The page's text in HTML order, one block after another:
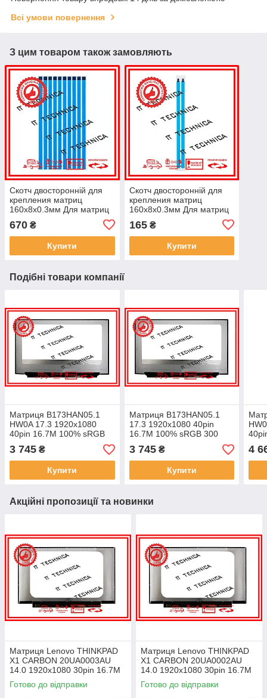
Всі умови повернення
З цим товаром також замовляють
Скотч двосторонній для
крепления матриц
160x8x0.3мм Для матриц
670 ₴
Купити
Скотч двосторонній для
крепления матриц
160x8x0.3мм Для матриц
165₴
Купити
Подібні товари компанії
Матриця B173HAN05.1
HW0A 17.3 1920x1080
40pin 16.7M 100% sRGB
300 cd/m² для ноутбука
3 745 ₴
Купити
Матриця B173HAN05.1
17.3 1920x1080 40pin
16.7M 100% sRGB 300
cd/m² для ноутбука
3 745₴
Купити
300
4
Акційні пропозиції та новинки
Матриця Lenovo THINKPAD
X1 CARBON 20UA0003AU
14.0 1920x1080 30pin 16.7M
45% NTSC 300 cd/m² для
ноутбука
Готово до відправки
Матриця Lenovo THINKPAD
X1 CARBON 20UA0002AU
14.0 1920x1080 30pin 16.7M
45% NTSC 300 cd/m² для
ноутбука
Готово до відправки